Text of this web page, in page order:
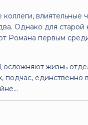
влиятельные
Однако для старой
Романа первым
осложняют жизнь
подчас, единственно